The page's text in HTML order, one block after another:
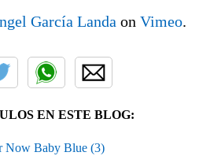
García Landa on Vimeo.
EN ESTE BLOG:
Now Baby Blue (3)